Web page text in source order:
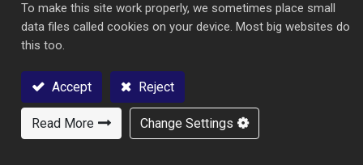
Hubungi Kami
Jelajahi produk kami untuk memenuhi berbagai kebutuhan
industri Anda.
Hubungi kami untuk informasi lebih lanjut !
Hubungi kami
To make this site work properly, we sometimes place small
data files called cookies on your device. Most big websites do
this too.
Accept Reject
Read More Change Settings